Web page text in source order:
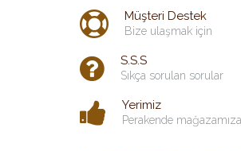
Müşteri Destek
Bize ulaşmak için
S.S.S
Sıkça sorulan sorular
Yerimiz
Perakende